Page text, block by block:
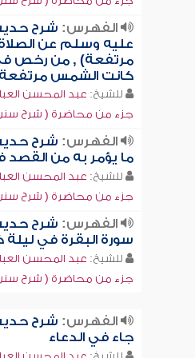
الفهرس: شرح
عليه وسلم عن
مرتفعة) , من رخص في
كانت الشمس مرتفعة
للشيخ: عبد المحسن
جزء من محاضرة ( شرح سنن
الفهرس: شرح
ما يؤمر به من القصد
للشيخ: عبد المحسن
جزء من محاضرة ( شرح سنن
الفهرس: شرح
سورة البقرة في ليلة
للشيخ: عبد المحسن
جزء من محاضرة ( شرح سنن
الفهرس: شرح حديث
جاء في الدعاء